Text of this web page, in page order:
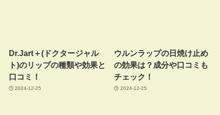
Dr.Jart＋(ドクタージャル
ト)のリップの種類や効果と
口コミ！
2024-12-25
ウルンラップの日焼け止め
の効果は？成分や口コミも
チェック！
2024-12-25